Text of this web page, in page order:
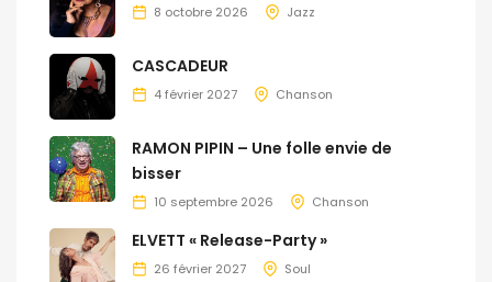
8 octobre 2026 Jazz
CASCADEUR
4 février 2027 Chanson
RAMON PIPIN – Une folle envie de
bisser
10 septembre 2026 Chanson
ELVETT « Release-Party »
26 février 2027 Soul